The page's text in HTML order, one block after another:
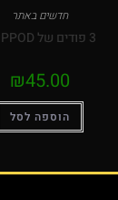
חדשים באתר
3 פודים של POPPOD
₪45.00
הוספה לסל